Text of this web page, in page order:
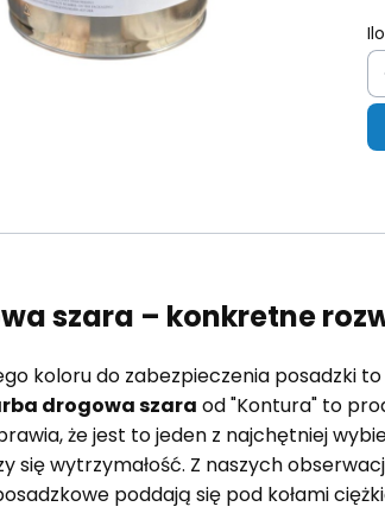
szara – konkretne
koloru do zabezpieczenia posadzki
drogowa szara od "Kontura" to
że jest to jeden z najchętniej
się wytrzymałość. Z naszych
poddają się pod kołami